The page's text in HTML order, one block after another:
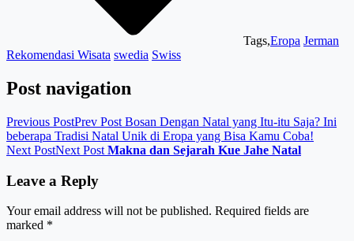
Tags,Eropa Jerman
Rekomendasi Wisata swedia Swiss
Post navigation
Previous PostPrev Post Bosan Dengan Natal yang Itu-itu Saja? Ini
beberapa Tradisi Natal Unik di Eropa yang Bisa Kamu Coba!
Next PostNext Post Makna dan Sejarah Kue Jahe Natal
Leave a Reply
Your email address will not be published. Required fields are
marked *